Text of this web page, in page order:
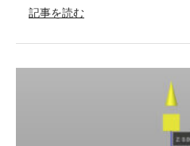
記事を読む